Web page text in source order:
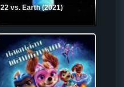
22 vs. Earth (2021)